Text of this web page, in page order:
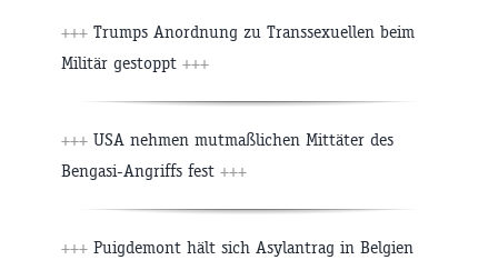
+++ Trumps Anordnung zu Transsexuellen beim
Militär gestoppt +++
+++ USA nehmen mutmaßlichen Mittäter des
Bengasi-Angriffs fest +++
+++ Puigdemont hält sich Asylantrag in Belgien